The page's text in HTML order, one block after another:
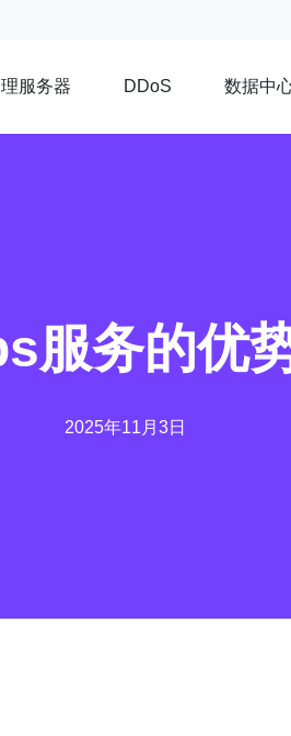
服务器 DDoS 数据中
服务的优
2025年11月3日